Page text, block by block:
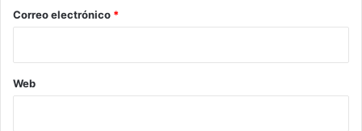
*
Correo electrónico *
Web